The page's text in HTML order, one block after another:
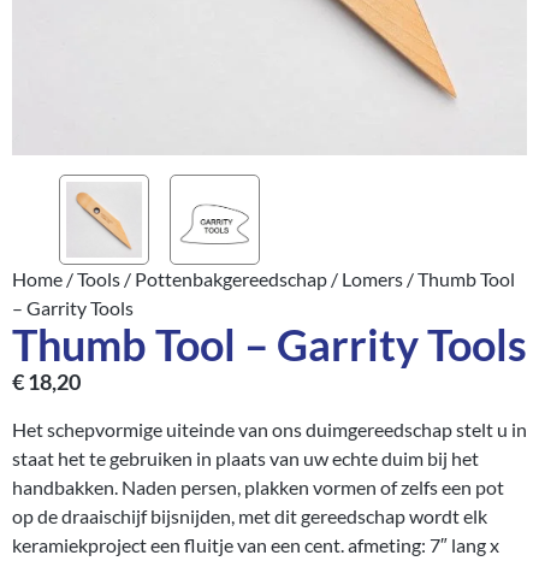
Home /Tools / Pottenbakgereedschap / Lomers / Thumb Tool
– Garrity Tools
Thumb Tool – Garrity Tools
€18,20
Het schepvormige uiteinde van ons duimgereedschap stelt u in
staat het te gebruiken in plaats van uw echte duim bij het
handbakken. Naden persen, plakken vormen of zelfs een pot
op de draaischijf bijsnijden, met dit gereedschap wordt elk
keramiekproject een fluitje van een cent. afmeting: 7″ lang x